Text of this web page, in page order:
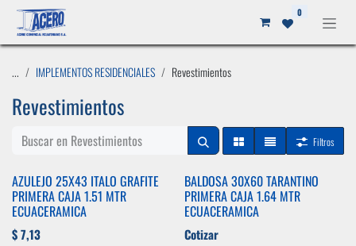
Ir al contenido 0
... IMPLEMENTOS RESIDENCIALES Revestimientos
Revestimientos
Filtros
AZULEJO 25X43 ITALO GRAFITE
PRIMERA CAJA 1.51 MTR
ECUACERAMICA
$7,13
BALDOSA 30X60 TARANTINO
PRIMERA CAJA 1.64 MTR
ECUACERAMICA
Cotizar